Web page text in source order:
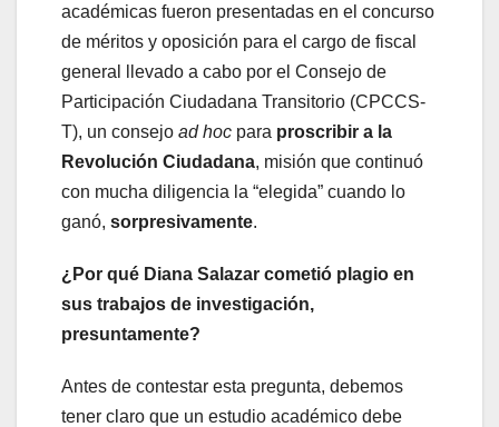
académicas fueron presentadas en el concurso
de méritos y oposición para el cargo de fiscal
general llevado a cabo por el Consejo de
Participación Ciudadana Transitorio (CPCCS-
T), un consejo ad hoc para proscribir a la
Revolución Ciudadana, misión que continuó
con mucha diligencia la “elegida” cuando lo
ganó, sorpresivamente.
¿Por qué Diana Salazar cometió plagio en
sus trabajos de investigación,
presuntamente?
Antes de contestar esta pregunta, debemos
tener claro que un estudio académico debe